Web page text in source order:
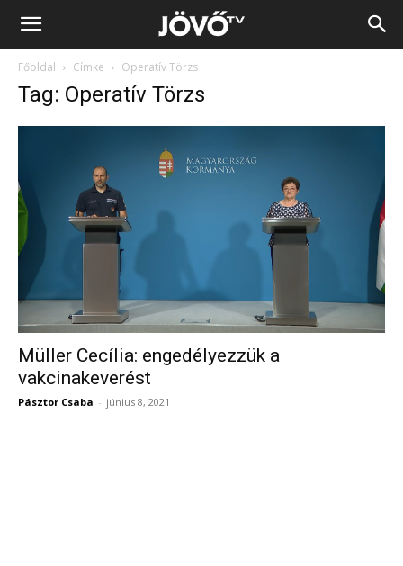
Jövő
Főoldal Címke Operatív Törzs
Tag: Operatív Törzs
Müller Cecília: engedélyezzük a
vakcinakeverést
Pásztor Csaba - június 8, 2021